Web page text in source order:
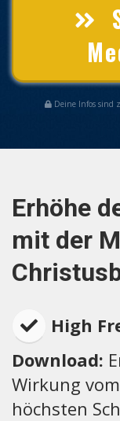
Deine Infos sind
Erhöhe
mit der
High
Download:
Wirkung vom
höchsten